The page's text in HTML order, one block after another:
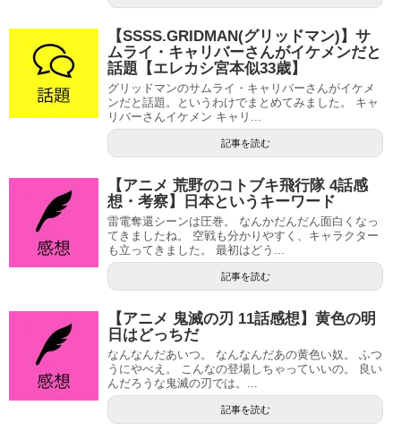
【SSSS.GRIDMAN(グリッドマン)】サ
ムライ・キャリバーさんがイケメンだと
話題【エレカシ宮本似33歳】
グリッドマンのサムライ・キャリバーさんがイケメ
ンだと話題。というわけでまとめてみました。 キャ
リバーさんイケメン キャリ...
記事を読む
【アニメ 荒野のコトブキ飛行隊 4話感
想・考察】日本というキーワード
雷電奪還シーンは圧巻。 なんかだんだん面白くなっ
てきましたね。 空戦も分かりやすく、キャラクター
も立ってきました。 最初はどう...
記事を読む
【アニメ 鬼滅の刃 11話感想】黄色の明
日はどっちだ
なんなんだあいつ。 なんなんだあの黄色い奴。 ふつ
うにやべえ。 こんなの登場しちゃっていいの。 良い
んだろうな鬼滅の刃では。...
記事を読む